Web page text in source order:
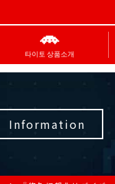
타이토 상품소개
Information